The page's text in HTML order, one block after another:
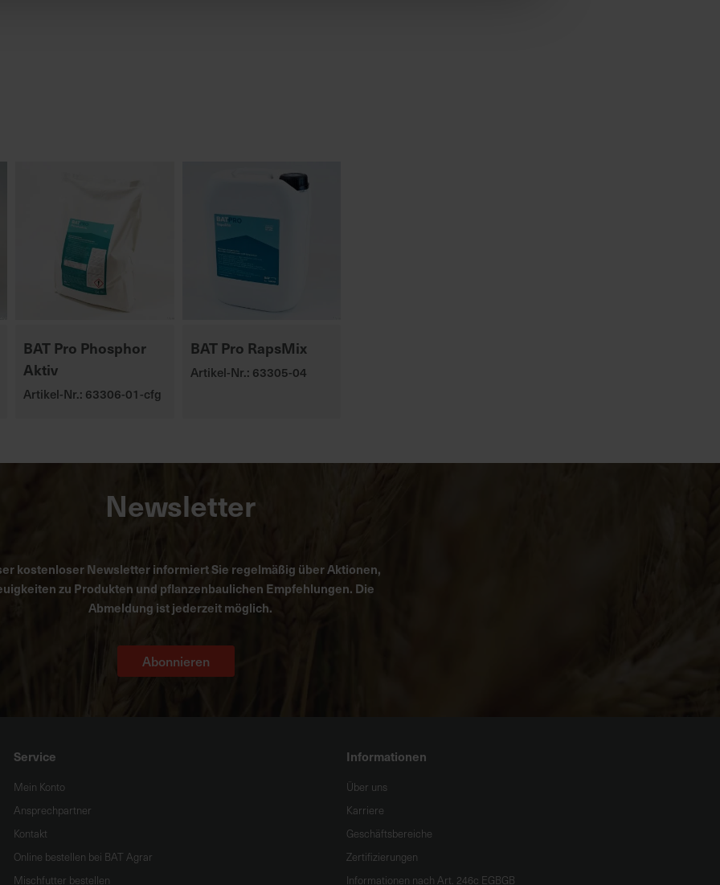
BAT Pro Phosphor
Aktiv
Artikel-Nr.: 63306-01-cfg
BAT Pro RapsMix
Artikel-Nr.: 63305-04
Newsletter
kostenloser Newsletter informiert Sie regelmäßig über Aktionen,
zu Produkten und pflanzenbaulichen Empfehlungen. Die
Abmeldung ist jederzeit möglich.
Abonnieren
Service
Mein Konto
Ansprechpartner
Kontakt
Online bestellen bei BAT Agrar
Mischfutter bestellen
Informationen
Über uns
Karriere
Geschäftsbereiche
Zertifizierungen
Informationen nach Art. 246c EGBGB